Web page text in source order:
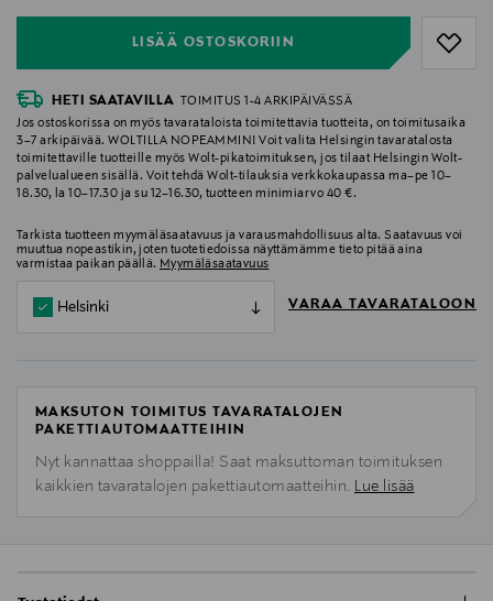
LISÄÄ OSTOSKORIIN
HETI SAATAVILLA
TOIMITUS 1-4 ARKIPÄIVÄSSÄ
Jos ostoskorissa on myös tavarataloista toimitettavia tuotteita, on toimitusaika
3–7 arkipäivää. WOLTILLA NOPEAMMIN! Voit valita Helsingin tavaratalosta
toimitettaville tuotteille myös Wolt-pikatoimituksen, jos tilaat Helsingin Wolt-
palvelualueen sisällä. Voit tehdä Wolt-tilauksia verkkokaupassa ma–pe 10–
18.30, la 10–17.30 ja su 12–16.30, tuotteen minimiarvo 40 €.
Tarkista tuotteen myymäläsaatavuus ja varausmahdollisuus alta. Saatavuus voi
muuttua nopeastikin, joten tuotetiedoissa näyttämämme tieto pitää aina
varmistaa paikan päällä. Myymäläsaatavuus
Helsinki VARAA TAVARATALOON
MAKSUTON TOIMITUS TAVARATALOJEN
PAKETTIAUTOMAATTEIHIN
Nyt kannattaa shoppailla! Saat maksuttoman toimituksen
kaikkien tavaratalojen pakettiautomaatteihin. Lue lisää